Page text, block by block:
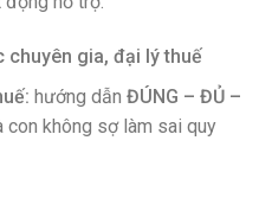
chuyên gia, đại lý thuế
hướng dẫn ĐÚNG – ĐỦ –
con không sợ làm sai quy